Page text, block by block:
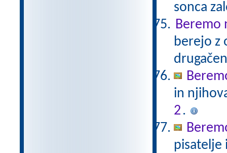
sonca
Beremo
berejo z
in
2.
pisatelje